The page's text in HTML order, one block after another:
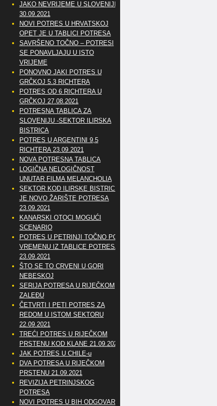
JAKO NEVRIJEME U SLOVENIJI
30.09.2021
NOVI POTRES U HRVATSKOJ
OPET JE U TABLICI POTRESA
SAVRŠENO TOČNO – POTRESI
SE PONAVLJAJU U ISTO
VRIJEME
PONOVNO JAKI POTRES U
GRČKOJ 5.3 RICHTERA
POTRES OD 6 RICHTERA U
GRČKOJ 27.08.2021
POTRESNA TABLICA ZA
SLOVENIJU -SEKTOR ILIRSKA
BISTRICA
POTRES U ARGENTINI 9,5
RICHTERA 23.09.2021
NOVA POTRESNA TABLICA
LOGIČNA NELOGIČNOST
UNUTAR FILMA MELANCHOLIA
SEKTOR KOD ILIRSKE BISTRICE
JE NOVO ŽARIŠTE POTRESA
23.09.2021
KANARSKI OTOCI MOGUĆI
SCENARIO
POTRES U PETRINJI TOČNO PO
VREMENU IZ TABLICE POTRESA
23.09.2021
ŠTO SE TO CRVENI U GORI
NEBESKOJ
SERIJA POTRESA U RIJEČKOM
ZALEĐU
ČETVRTI I PETI POTRES ZA
REDOM U ISTOM SEKTORU
22.09.2021
TREĆI POTRES U RIJEČKOM
PRSTENU KOD KLANE 21.09.2021
JAK POTRES U CHILE-u
DVA POTRESA U RIJEČKOM
PRSTENU 21.09.2021
REVIZIJA PETRINJSKOG
POTRESA
NOVI POTRES U BIH ODGOVARA